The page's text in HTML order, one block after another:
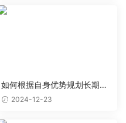
如何根据自身优势规划长期职
业目标
2024-12-23